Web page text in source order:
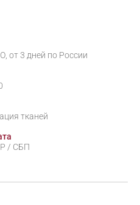
от 3 дней по России
тканей
/ СБП